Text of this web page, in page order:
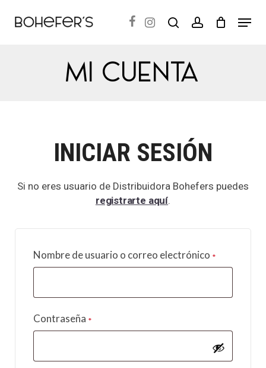
search accountMenu
MI CUENTA
INICIAR SESIÓN
Si no eres usuario de Distribuidora Bohefers puedes
registrarte aquí.
Nombre de usuario o correo electrónico *
Contraseña *